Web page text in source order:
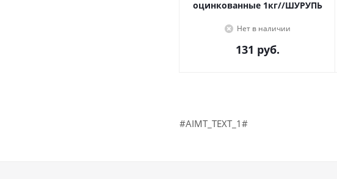
оцинкованные 1кг//ШУРУПЬ
Нет в наличии
131 руб.
#AIMT_TEXT_1#